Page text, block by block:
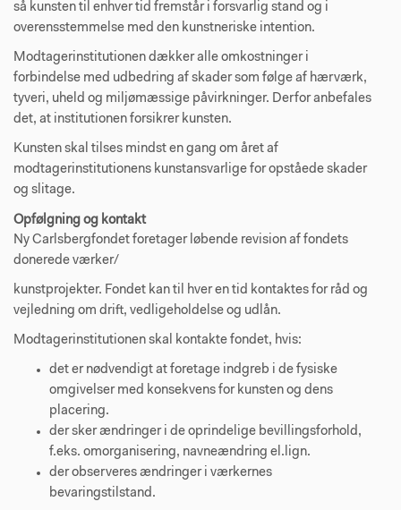
så kunsten til enhver tid fremstår i forsvarlig stand og i
overensstemmelse med den kunstneriske intention.
Modtagerinstitutionen dækker alle omkostninger i
forbindelse med udbedring af skader som følge af hærværk,
tyveri, uheld og miljømæssige påvirkninger. Derfor anbefales
det, at institutionen forsikrer kunsten.
Kunsten skal tilses mindst en gang om året af
modtagerinstitutionens kunstansvarlige for opståede skader
og slitage.
Opfølgning og kontakt
Ny Carlsbergfondet foretager løbende revision af fondets
donerede værker/
kunstprojekter. Fondet kan til hver en tid kontaktes for råd og
vejledning om drift, vedligeholdelse og udlån.
Modtagerinstitutionen skal kontakte fondet, hvis:
det er nødvendigt at foretage indgreb i de fysiske
omgivelser med konsekvens for kunsten og dens
placering.
der sker ændringer i de oprindelige bevillingsforhold,
f.eks. omorganisering, navneændring el.lign.
der observeres ændringer i værkernes
bevaringstilstand.